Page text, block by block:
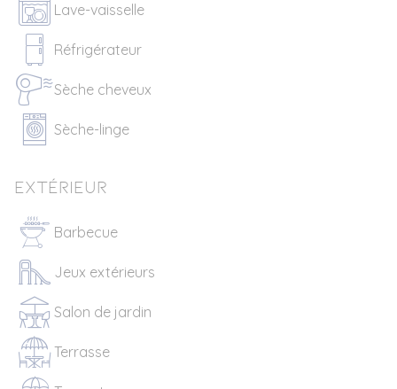
Lave-vaisselle
Réfrigérateur
Sèche cheveux
Sèche-linge
Extérieur
Barbecue
Jeux extérieurs
Salon de jardin
Terrasse